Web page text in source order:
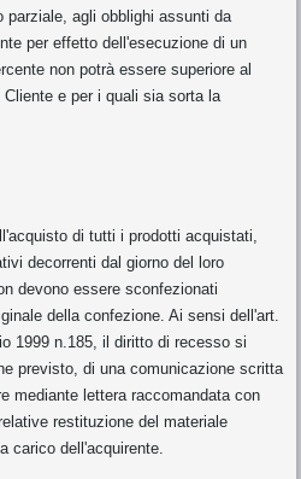
parziale, agli obblighi assunti da
per effetto dell'esecuzione di un
non potrà essere superiore al
e per i quali sia sorta la
di tutti i prodotti acquistati,
decorrenti dal giorno del loro
devono essere sconfezionati
della confezione. Ai sensi dell'art.
1999 n.185, il diritto di recesso si
previsto, di una comunicazione scritta
mediante lettera raccomandata con
restituzione del materiale
carico dell'acquirente.